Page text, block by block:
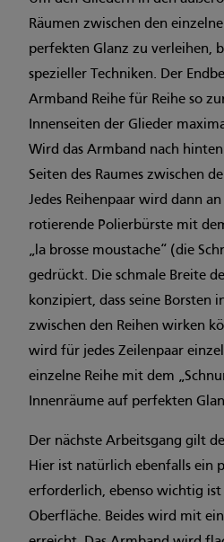
Räumen zwischen den
perfekten Glanz zu verleihen,
spezieller Techniken. Der
Armband Reihe für Reihe so
Innenseiten der Glieder
Wird das Armband nach
Seiten des Raumes zwischen
Jedes Reihenpaar wird dann
rotierende Polierbürste mit
„la brosse mous­tache“ (die
gedrückt. Die schmale Breite
konzipiert, dass seine Borsten
zwischen den Reihen wirken
wird für jedes Zeilenpaar
einzelne Reihe mit dem
Innenräume auf perfekten
Der nächste Arbeitsgang gilt
Hier ist natürlich ebenfalls ein
erforderlich, ebenso wichtig
Oberfläche. Beides wird mit